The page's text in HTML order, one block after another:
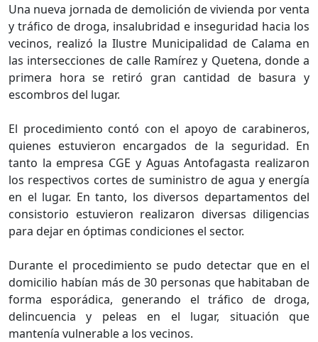
Una nueva jornada de demolición de vivienda por venta
y tráfico de droga, insalubridad e inseguridad hacia los
vecinos, realizó la Ilustre Municipalidad de Calama en
las intersecciones de calle Ramírez y Quetena, donde a
primera hora se retiró gran cantidad de basura y
escombros del lugar.
El procedimiento contó con el apoyo de carabineros,
quienes estuvieron encargados de la seguridad. En
tanto la empresa CGE y Aguas Antofagasta realizaron
los respectivos cortes de suministro de agua y energía
en el lugar. En tanto, los diversos departamentos del
consistorio estuvieron realizaron diversas diligencias
para dejar en óptimas condiciones el sector.
Durante el procedimiento se pudo detectar que en el
domicilio habían más de 30 personas que habitaban de
forma esporádica, generando el tráfico de droga,
delincuencia y peleas en el lugar, situación que
mantenía vulnerable a los vecinos.